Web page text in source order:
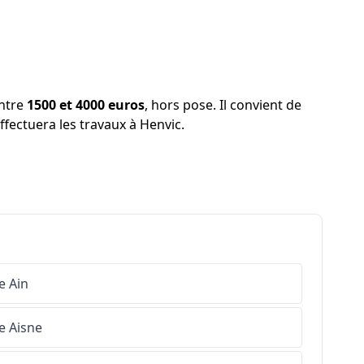
1500 et 4000 euros, hors pose. Il convient de
les travaux à Henvic.
Ain
Aisne